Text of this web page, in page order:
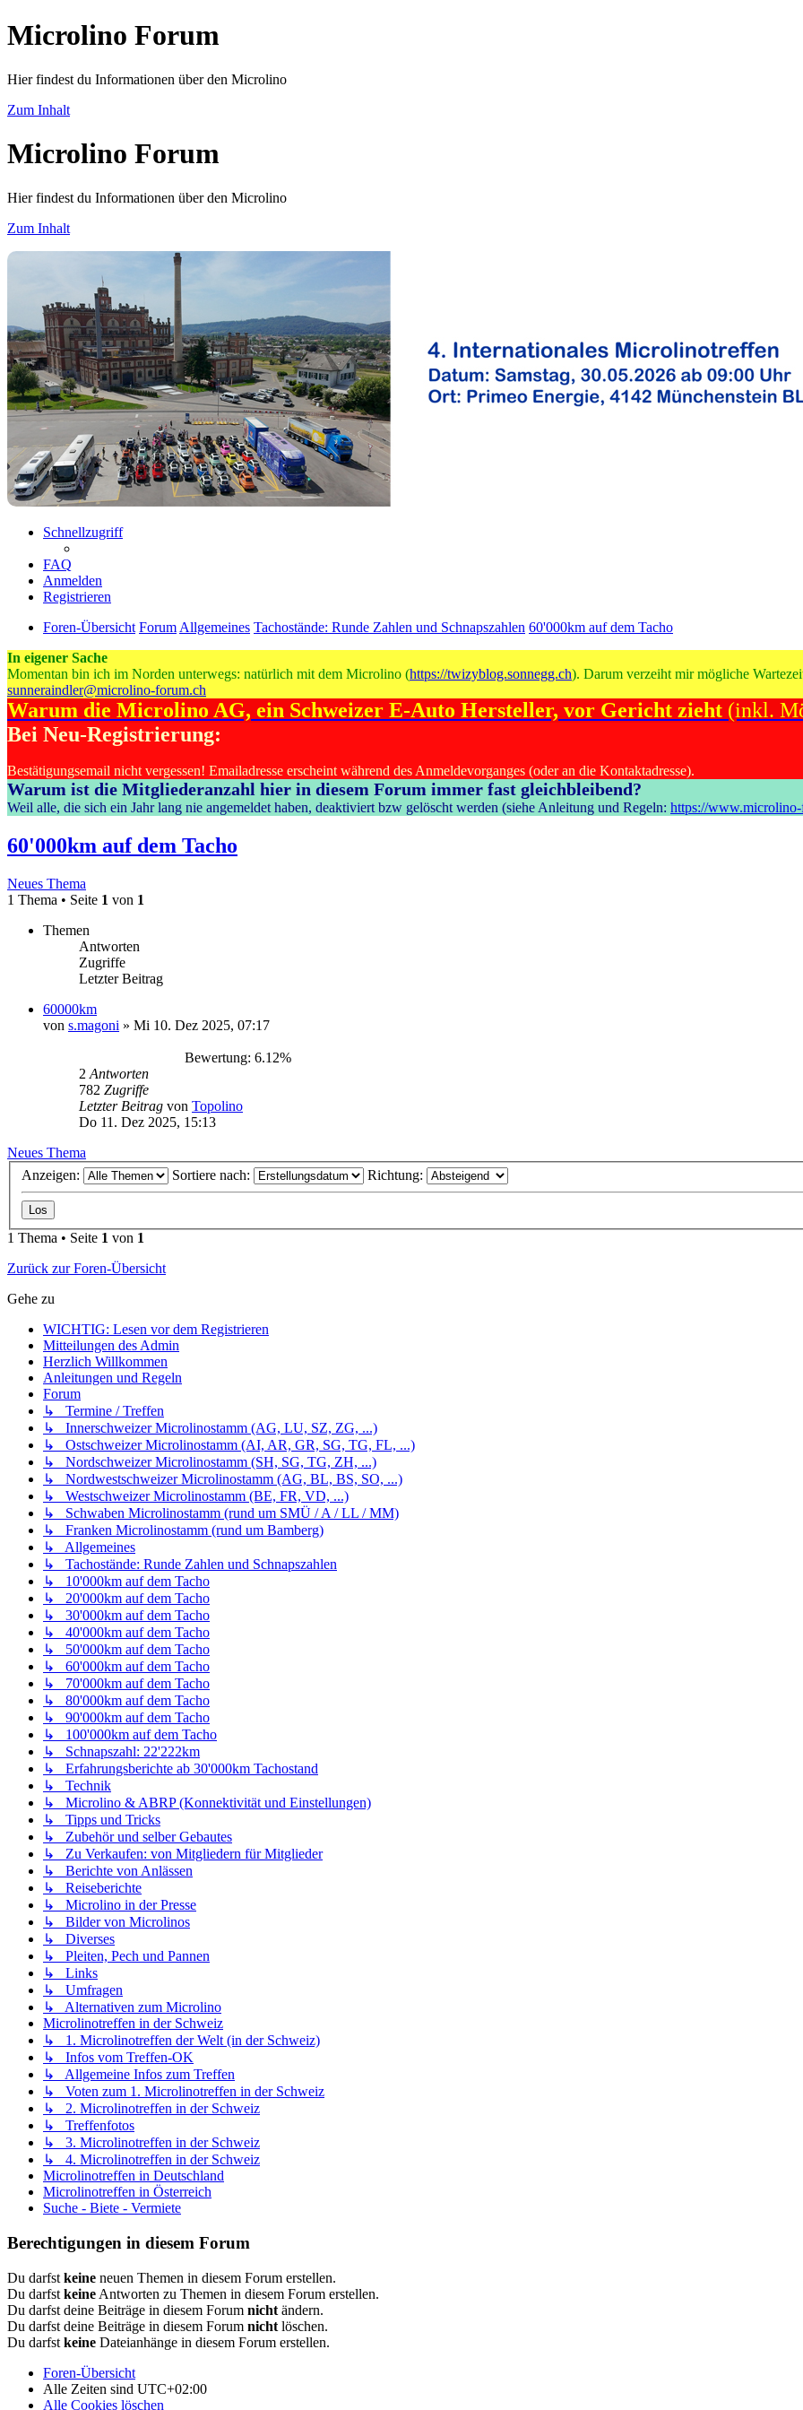
Microlino Forum
Hier findest du Informationen über den Microlino
Zum Inhalt
Microlino Forum
Hier findest du Informationen über den Microlino
Zum Inhalt
Schnellzugriff
FAQ
Anmelden
Registrieren
Foren-Übersicht Forum Allgemeines Tachostände: Runde Zahlen und Schnapszahlen 60'000km auf dem Tacho
In eigener Sache
Momentan bin ich im Norden unterwegs: natürlich mit dem Microlino (https://twizyblog.sonnegg.ch). Darum verzeiht mir mögliche
sunneraindler@microlino-forum.ch
Warum die Microlino AG, ein Schweizer E-Auto Hersteller, vor Gericht zieht (inkl.
Bei Neu-Registrierung:
Bestätigungsemail nicht vergessen! Emailadresse erscheint während des Anmeldevorganges (oder an die Kontaktadresse).
Warum ist die Mitgliederanzahl hier in diesem Forum immer fast gleichbleibend?
Weil alle, die sich ein Jahr lang nie angemeldet haben, deaktiviert bzw gelöscht werden (siehe Anleitung und Regeln: https://
60'000km auf dem Tacho
Neues Thema
1 Thema • Seite 1 von 1
Themen
Antworten
Zugriffe
Letzter Beitrag
60000km
von s.magoni » Mi 10. Dez 2025, 07:17
Bewertung: 6.12%
2 Antworten
782 Zugriffe
Letzter Beitrag von Topolino
Do 11. Dez 2025, 15:13
Neues Thema
Anzeigen:
Sortiere nach: Richtung:
1 Thema • Seite 1 von 1
Zurück zur Foren-Übersicht
Gehe zu
WICHTIG: Lesen vor dem Registrieren
Mitteilungen des Admin
Herzlich Willkommen
Anleitungen und Regeln
Forum
↳ Termine / Treffen
↳ Innerschweizer Microlinostamm (AG, LU, SZ, ZG, ...)
↳ Ostschweizer Microlinostamm (AI, AR, GR, SG, TG, FL, ...)
↳ Nordschweizer Microlinostamm (SH, SG, TG, ZH, ...)
↳ Nordwestschweizer Microlinostamm (AG, BL, BS, SO, ...)
↳ Westschweizer Microlinostamm (BE, FR, VD, ...)
↳ Schwaben Microlinostamm (rund um SMÜ / A / LL / MM)
↳ Franken Microlinostamm (rund um Bamberg)
↳ Allgemeines
↳ Tachostände: Runde Zahlen und Schnapszahlen
↳ 10'000km auf dem Tacho
↳ 20'000km auf dem Tacho
↳ 30'000km auf dem Tacho
↳ 40'000km auf dem Tacho
↳ 50'000km auf dem Tacho
↳ 60'000km auf dem Tacho
↳ 70'000km auf dem Tacho
↳ 80'000km auf dem Tacho
↳ 90'000km auf dem Tacho
↳ 100'000km auf dem Tacho
↳ Schnapszahl: 22'222km
↳ Erfahrungsberichte ab 30'000km Tachostand
↳ Technik
↳ Microlino & ABRP (Konnektivität und Einstellungen)
↳ Tipps und Tricks
↳ Zubehör und selber Gebautes
↳ Zu Verkaufen: von Mitgliedern für Mitglieder
↳ Berichte von Anlässen
↳ Reiseberichte
↳ Microlino in der Presse
↳ Bilder von Microlinos
↳ Diverses
↳ Pleiten, Pech und Pannen
↳ Links
↳ Umfragen
↳ Alternativen zum Microlino
Microlinotreffen in der Schweiz
↳ 1. Microlinotreffen der Welt (in der Schweiz)
↳ Infos vom Treffen-OK
↳ Allgemeine Infos zum Treffen
↳ Voten zum 1. Microlinotreffen in der Schweiz
↳ 2. Microlinotreffen in der Schweiz
↳ Treffenfotos
↳ 3. Microlinotreffen in der Schweiz
↳ 4. Microlinotreffen in der Schweiz
Microlinotreffen in Deutschland
Microlinotreffen in Österreich
Suche - Biete - Vermiete
Berechtigungen in diesem Forum
Du darfst keine neuen Themen in diesem Forum erstellen.
Du darfst keine Antworten zu Themen in diesem Forum erstellen.
Du darfst deine Beiträge in diesem Forum nicht ändern.
Du darfst deine Beiträge in diesem Forum nicht löschen.
Du darfst keine Dateianhänge in diesem Forum erstellen.
Foren-Übersicht
Alle Zeiten sind UTC+02:00
Alle Cookies löschen